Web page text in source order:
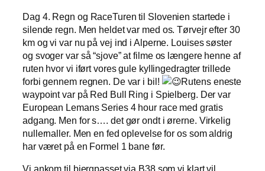
Dag 4. Regn og RaceTuren til Slovenien startede i
silende regn. Men heldet var med os. Tørvejr efter 30
km og vi var nu på vej ind i Alperne. Louises søster
og svoger var så “sjove” at filme os længere henne af
ruten hvor vi iført vores gule kyllingedragter trillede
forbi gennem regnen. De var i bil!
Rutens eneste
waypoint var på Red Bull Ring i Spielberg. Der var
European Lemans Series 4 hour race med gratis
adgang. Men for s…. det gør ondt i ørerne. Virkelig
nullernaller. Men en fed oplevelse for os som aldrig
har været på en Formel 1 bane før.
Vi ankom til bjergpasset via B38 som vi klart vil